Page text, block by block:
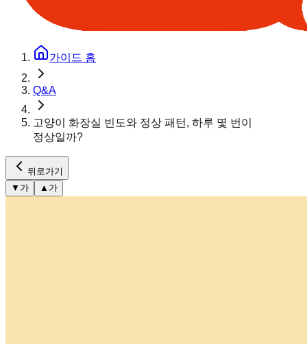
가이드 홈
Q&A
고양이 화장실 빈도와 정상 패턴, 하루 몇 번이
정상일까?
뒤로가기
▼ 가 ▲ 가